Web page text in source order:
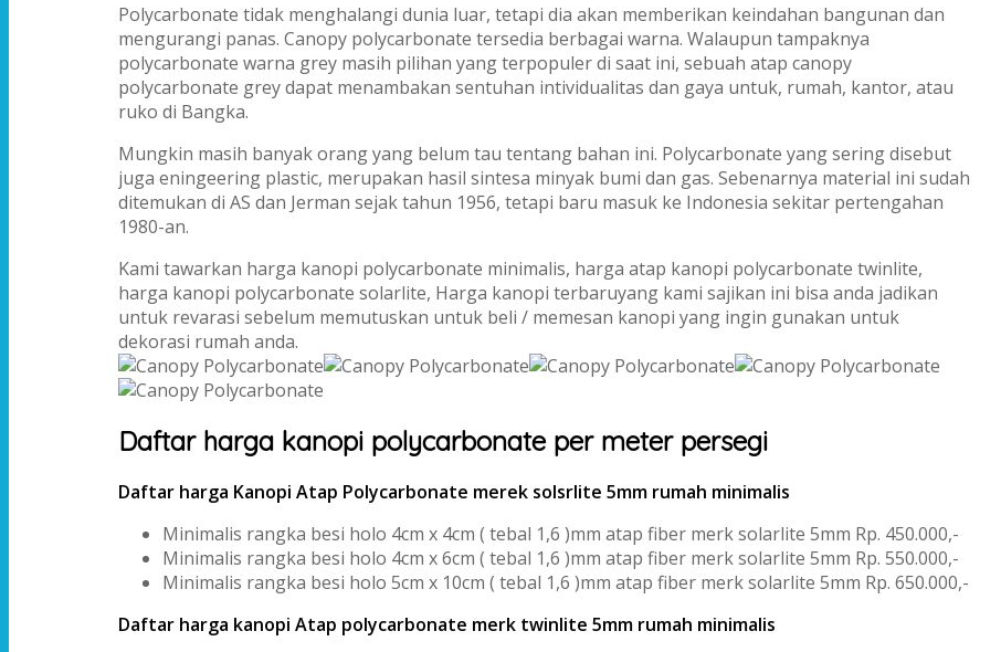
Polycarbonate tidak menghalangi dunia luar, tetapi dia akan memberikan keindahan bangunan dan
mengurangi panas. Canopy polycarbonate tersedia berbagai warna. Walaupun tampaknya
polycarbonate warna grey masih pilihan yang terpopuler di saat ini, sebuah atap canopy
polycarbonate grey dapat menambakan sentuhan intividualitas dan gaya untuk, rumah, kantor, atau
ruko di Bangka.
Mungkin masih banyak orang yang belum tau tentang bahan ini. Polycarbonate yang sering disebut
juga eningeering plastic, merupakan hasil sintesa minyak bumi dan gas. Sebenarnya material ini sudah
ditemukan di AS dan Jerman sejak tahun 1956, tetapi baru masuk ke Indonesia sekitar pertengahan
1980-an.
Kami tawarkan harga kanopi polycarbonate minimalis, harga atap kanopi polycarbonate twinlite,
harga kanopi polycarbonate solarlite, Harga kanopi terbaruyang kami sajikan ini bisa anda jadikan
untuk revarasi sebelum memutuskan untuk beli / memesan kanopi yang ingin gunakan untuk
dekorasi rumah anda.
Daftar harga kanopi polycarbonate per meter persegi
Daftar harga Kanopi Atap Polycarbonate merek solsrlite 5mm rumah minimalis
Minimalis rangka besi holo 4cm x 4cm ( tebal 1,6 )mm atap fiber merk solarlite 5mm Rp. 450.000,-
Minimalis rangka besi holo 4cm x 6cm ( tebal 1,6 )mm atap fiber merk solarlite 5mm Rp. 550.000,-
Minimalis rangka besi holo 5cm x 10cm ( tebal 1,6 )mm atap fiber merk solarlite 5mm Rp. 650.000,-
Daftar harga kanopi Atap polycarbonate merk twinlite 5mm rumah minimalis